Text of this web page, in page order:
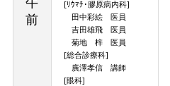
前
[ﾘｳﾏﾁ･膠原病内科]
田中彩絵 医員
吉田雄飛 医員
菊地 梓 医員
[総合診療科]
廣澤孝信 講師
[眼科]